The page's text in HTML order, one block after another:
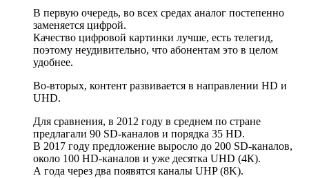
В первую очередь, во всех средах аналог постепенно
заменяется цифрой.
Качество цифровой картинки лучше, есть телегид,
поэтому неудивительно, что абонентам это в целом
удобнее.
Во-вторых, контент развивается в направлении HD и
UHD.
Для сравнения, в 2012 году в среднем по стране
предлагали 90 SD-каналов и порядка 35 HD.
В 2017 году предложение выросло до 200 SD-каналов,
около 100 HD-каналов и уже десятка UHD (4К).
А года через два появятся каналы UHP (8K).